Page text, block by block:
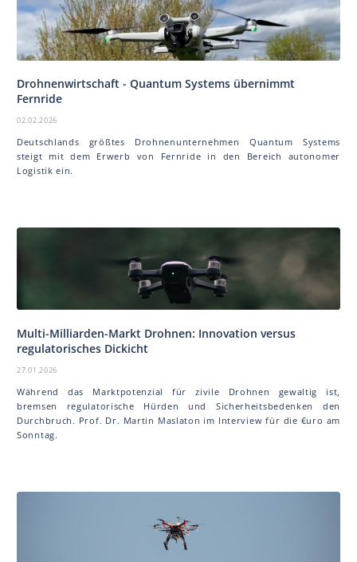
Drohnenwirtschaft - Quantum Systems übernimmt
Fernride
02.02.2026
Deutschlands größtes Drohnenunternehmen Quantum Systems
steigt mit dem Erwerb von Fernride in den Bereich autonomer
Logistik ein.
Multi-Milliarden-Markt Drohnen: Innovation versus
regulatorisches Dickicht
27.01.2026
Während das Marktpotenzial für zivile Drohnen gewaltig ist,
bremsen regulatorische Hürden und Sicherheitsbedenken den
Durchbruch. Prof. Dr. Martin Mas la ton im Interview für die €uro am
Sonntag.